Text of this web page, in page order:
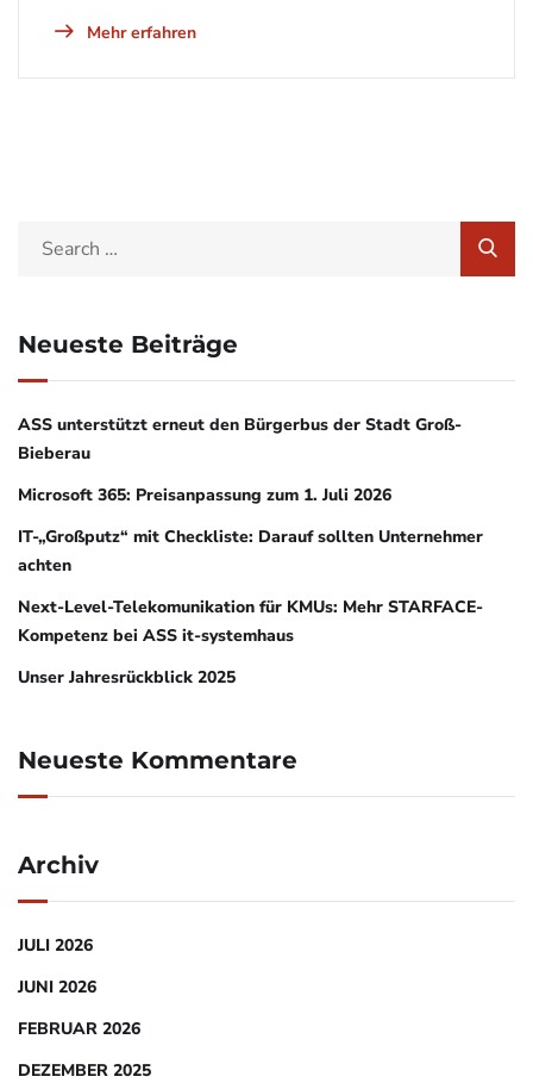
Mehr erfahren
Neueste Beiträge
ASS unterstützt erneut den Bürgerbus der Stadt Groß-
Bieberau
Microsoft 365: Preisanpassung zum 1. Juli 2026
IT-„Großputz“ mit Checkliste: Darauf sollten Unternehmer
achten
Next-Level-Telekomunikation für KMUs: Mehr STARFACE-
Kompetenz bei ASS it-systemhaus
Unser Jahresrückblick 2025
Neueste Kommentare
Archiv
JULI 2026
JUNI 2026
FEBRUAR 2026
DEZEMBER 2025